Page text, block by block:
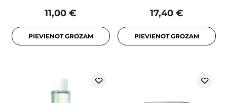
11,00 €
PIEVIENOT GROZAM
17,40 €
PIEVIENOT GROZAM